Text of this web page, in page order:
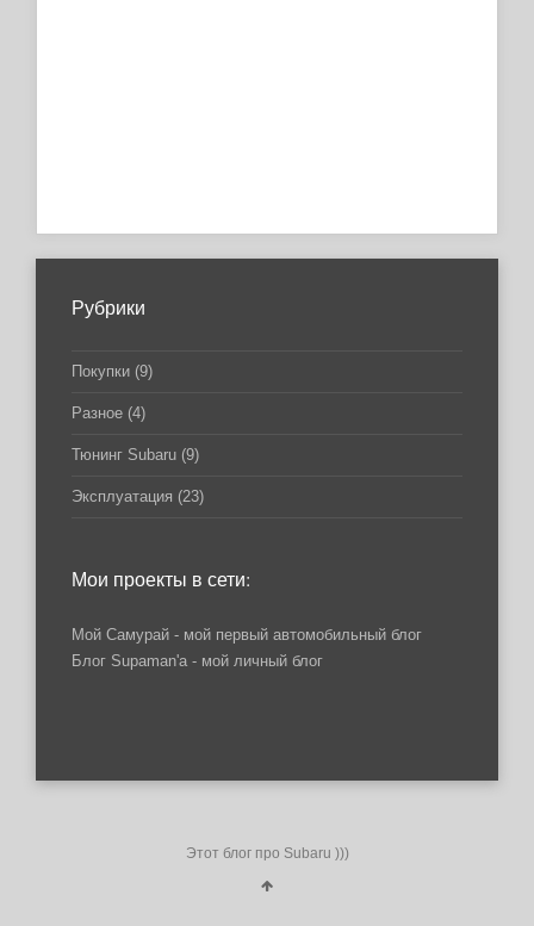
Рубрики
Покупки (9)
Разное (4)
Тюнинг Subaru (9)
Эксплуатация (23)
Мои проекты в сети:
Мой Самурай - мой первый автомобильный блог
Блог Supaman'a - мой личный блог
Этот блог про Subaru )))